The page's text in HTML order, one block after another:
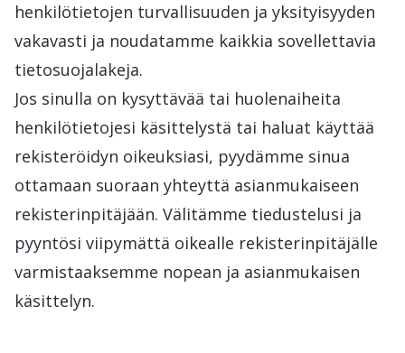
henkilötietojen turvallisuuden ja yksityisyyden
vakavasti ja noudatamme kaikkia sovellettavia
tietosuojalakeja.
Jos sinulla on kysyttävää tai huolenaiheita
henkilötietojesi käsittelystä tai haluat käyttää
rekisteröidyn oikeuksiasi, pyydämme sinua
ottamaan suoraan yhteyttä asianmukaiseen
rekisterinpitäjään. Välitämme tiedustelusi ja
pyyntösi viipymättä oikealle rekisterinpitäjälle
varmistaaksemme nopean ja asianmukaisen
käsittelyn.